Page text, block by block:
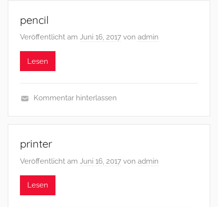
pencil
Veröffentlicht am Juni 16, 2017 von admin
Lesen
Kommentar hinterlassen
printer
Veröffentlicht am Juni 16, 2017 von admin
Lesen